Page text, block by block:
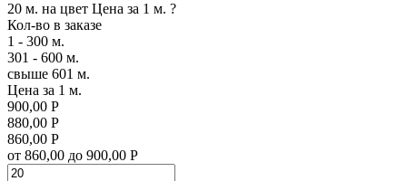
20 м. на цвет Цена за 1 м. ?
Кол-во в заказе
1 - 300 м.
301 - 600 м.
свыше 601 м.
Цена за 1 м.
900,00 Р
880,00 Р
860,00 Р
от 860,00 до 900,00 Р